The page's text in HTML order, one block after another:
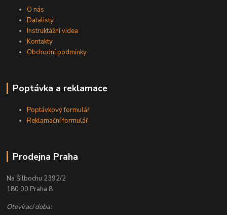
O nás
Datalisty
Instruktážní videa
Kontakty
Obchodní podmínky
Poptávka a reklamace
Poptávkový formulář
Reklamační formulář
Prodejna Praha
Na Šilbochu 2392/2
180 00 Praha 8
Otevírací doba: